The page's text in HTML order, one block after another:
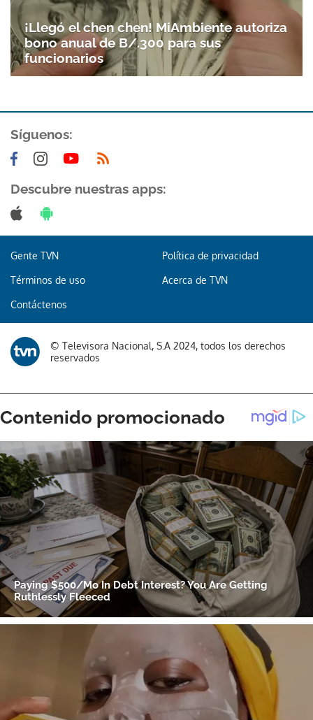
Gracias por suscribirte a nuestro boletín.
ACEPTAR
¡Llegó el chen chen! MiAmbiente autoriza
bono anual de B/.300 para sus
funcionarios
Síguenos:
Descubre nuestras apps:
Gente TVN Política de privacidad
Términos de uso Acerca de TVN
Contáctenos
© Televisora Nacional, S.A 2024, todos los derechos
reservados